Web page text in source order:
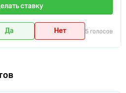
ставку
Да Нет 5 голосов